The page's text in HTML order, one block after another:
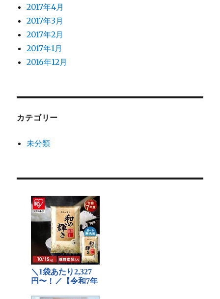
2017年4月
2017年3月
2017年2月
2017年1月
2016年12月
カテゴリー
未分類